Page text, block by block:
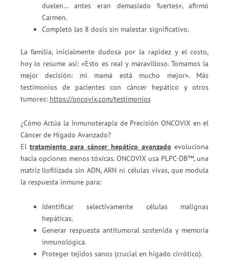
duelen… antes eran demasiado fuertes», afirmó
Carmen.
Completó las 8 dosis sin malestar significativo.
La familia, inicialmente dudosa por la rapidez y el costo,
hoy lo resume así: «Esto es real y maravilloso. Tomamos la
mejor decisión: mi mamá está mucho mejor». Más
testimonios de pacientes con cáncer hepático y otros
tumores: https://oncovix.com/testimonios
¿Cómo Actúa la Inmunoterapia de Precisión ONCOVIX en el
Cáncer de Hígado Avanzado?
Eltratamiento para cáncer hepático avanzado evoluciona
hacia opciones menos tóxicas. ONCOVIX usa PLPC-DB™, una
matriz liofilizada sin ADN, ARN ni células vivas, que modula
la respuesta inmune para:
Identificar selectivamente células malignas
hepáticas.
Generar respuesta antitumoral sostenida y memoria
inmunológica.
Proteger tejidos sanos (crucial en hígado cirrótico).